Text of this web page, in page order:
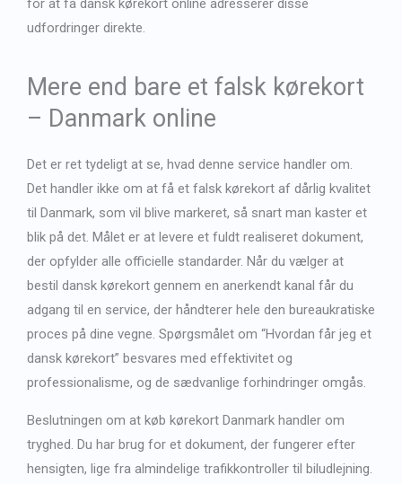
for at få dansk kørekort online adresserer disse
udfordringer direkte.
Mere end bare et falsk kørekort
– Danmark online
Det er ret tydeligt at se, hvad denne service handler om.
Det handler ikke om at få et falsk kørekort af dårlig kvalitet
til Danmark, som vil blive markeret, så snart man kaster et
blik på det. Målet er at levere et fuldt realiseret dokument,
der opfylder alle officielle standarder. Når du vælger at
bestil dansk kørekort gennem en anerkendt kanal får du
adgang til en service, der håndterer hele den bureaukratiske
proces på dine vegne. Spørgsmålet om “Hvordan får jeg et
dansk kørekort” besvares med effektivitet og
professionalisme, og de sædvanlige forhindringer omgås.
Beslutningen om at køb kørekort Danmark handler om
tryghed. Du har brug for et dokument, der fungerer efter
hensigten, lige fra almindelige trafikkontroller til biludlejning.